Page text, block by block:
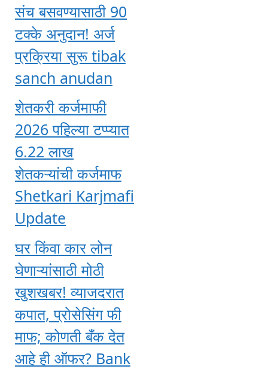
संच बसवण्यासाठी 90
टक्के अनुदान! अर्ज
प्रक्रिया सुरू tibak
sanch anudan
शेतकरी कर्जमाफी
2026 पहिल्या टप्प्यात
6.22 लाख
शेतकऱ्यांची कर्जमाफ
Shetkari Karjmafi
Update
घर किंवा कार लोन
घेणाऱ्यांसाठी मोठी
खुशखबर! व्याजदरात
कपात, प्रोसेसिंग फी
माफ; कोणती बँक देत
आहे ही ऑफर? Bank